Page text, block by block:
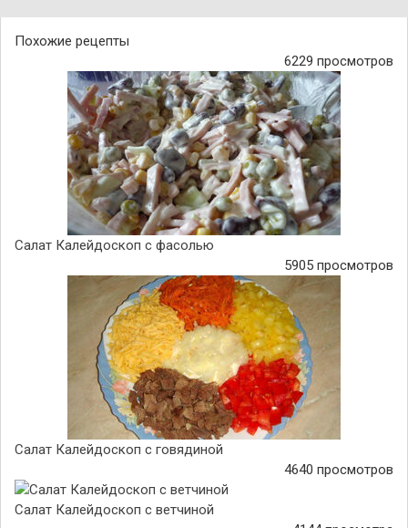
Похожие рецепты
6229 просмотров
Салат Калейдоскоп с фасолью
5905 просмотров
Салат Калейдоскоп с говядиной
4640 просмотров
Салат Калейдоскоп с ветчиной